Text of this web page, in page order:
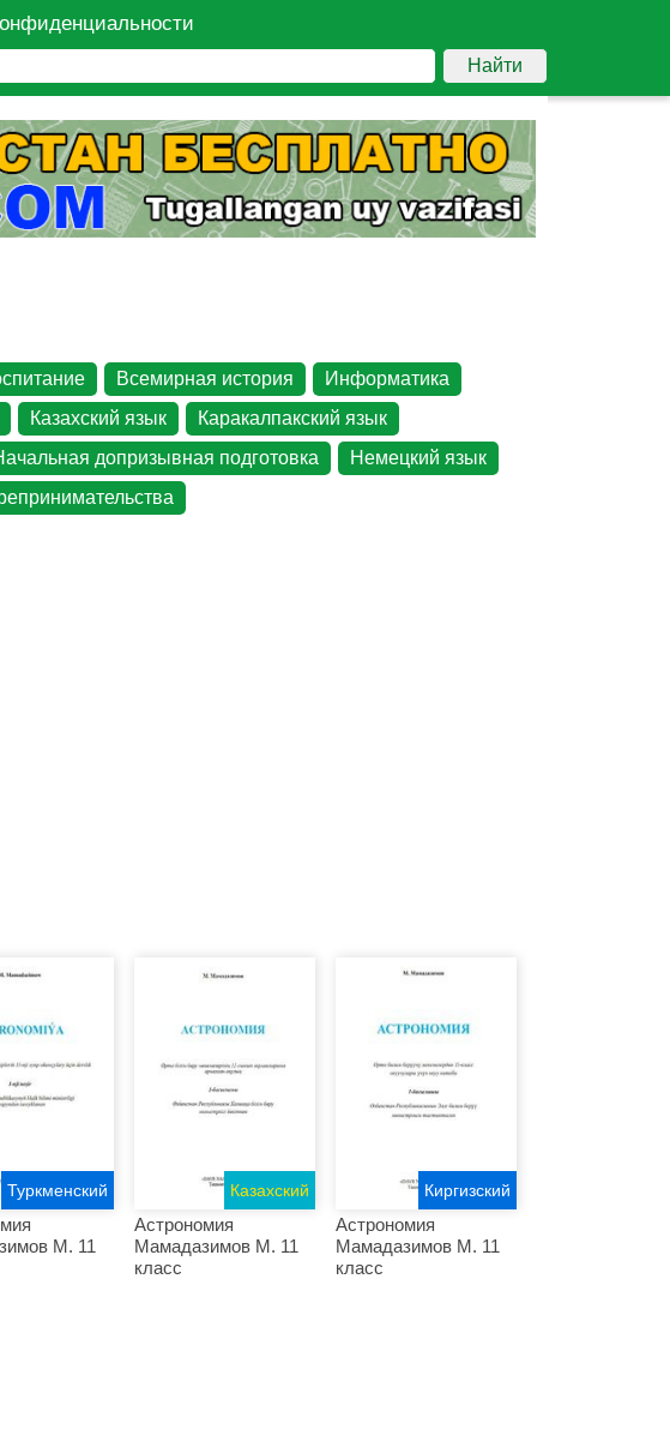
Найти
Всемирная история
Информатика
Казахский язык
Каракалпакский язык
допризывная подготовка
Немецкий язык
М. 11
Туркменский
Астрономия
Мамадазимов М. 11
класс
Казахский
Астрономия
Мамадазимов М. 11
класс
Киргизский